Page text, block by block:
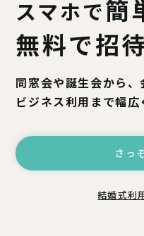
スマホで簡
無料で招
同窓会や誕生会から
ビジネス利用まで幅広
さっ
結婚式利